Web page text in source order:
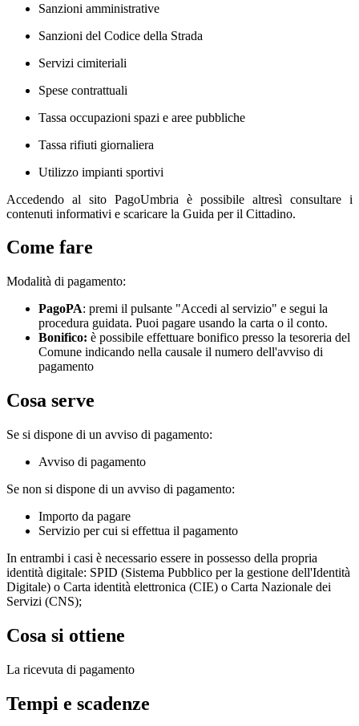
Sanzioni amministrative
Sanzioni del Codice della Strada
Servizi cimiteriali
Spese contrattuali
Tassa occupazioni spazi e aree pubbliche
Tassa rifiuti giornaliera
Utilizzo impianti sportivi
Accedendo al sito PagoUmbria è possibile altresì consultare i
contenuti informativi e scaricare la Guida per il Cittadino.
Come fare
Modalità di pagamento:
PagoPA: premi il pulsante "Accedi al servizio" e segui la
procedura guidata. Puoi pagare usando la carta o il conto.
Bonifico: è possibile effettuare bonifico presso la tesoreria del
Comune indicando nella causale il numero dell'avviso di
pagamento
Cosa serve
Se si dispone di un avviso di pagamento:
Avviso di pagamento
Se non si dispone di un avviso di pagamento:
Importo da pagare
Servizio per cui si effettua il pagamento
In entrambi i casi è necessario essere in possesso della propria
identità digitale: SPID (Sistema Pubblico per la gestione dell'Identità
Digitale) o Carta identità elettronica (CIE) o Carta Nazionale dei
Servizi (CNS);
Cosa si ottiene
La ricevuta di pagamento
Tempi e scadenze